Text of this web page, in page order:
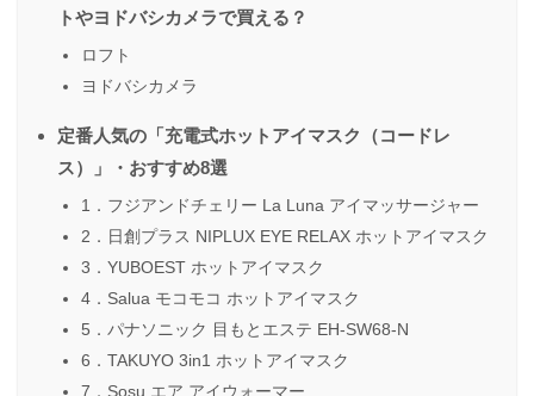
トやヨドバシカメラで買える？
ロフト
ヨドバシカメラ
定番人気の「充電式ホットアイマスク（コードレ
ス）」・おすすめ8選
1．フジアンドチェリー La Luna アイマッサージャー
2．日創プラス NIPLUX EYE RELAX ホットアイマスク
3．YUBOEST ホットアイマスク
4．Salua モコモコ ホットアイマスク
5．パナソニック 目もとエステ EH-SW68-N
6．TAKUYO 3in1 ホットアイマスク
7．Sosu エア アイウォーマー